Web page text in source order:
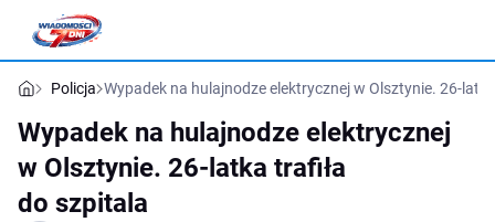
Policja Wypadek na hulajnodze elektrycznej w Olsztynie. 26-
Wypadek na hulajnodze elektrycznej
w Olsztynie. 26-latka trafiła
do szpitala